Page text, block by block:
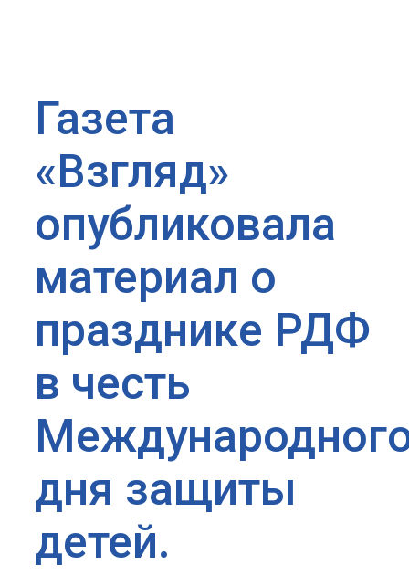
Газета
«Взгляд»
опубликовала
материал о
празднике РДФ
в честь
дня защиты
детей.